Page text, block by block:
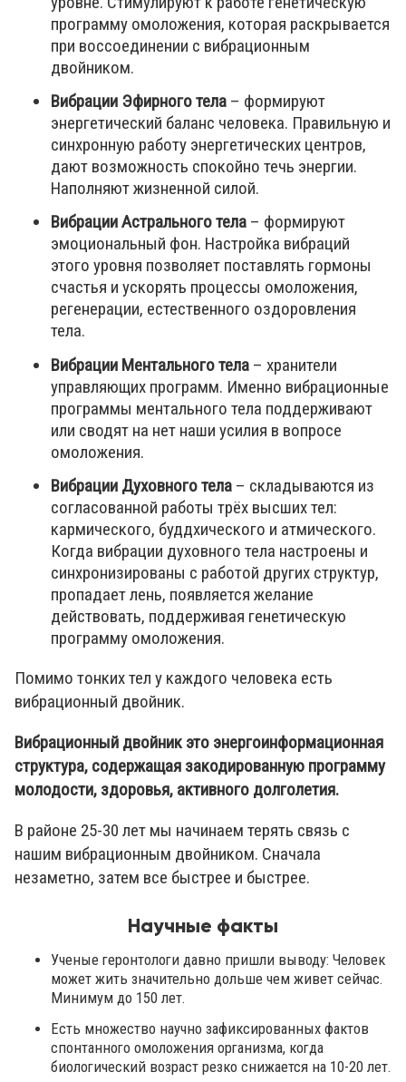
программу омоложения, которая раскрывается
при воссоединении с вибрационным
двойником.
Вибрации Эфирного тела – формируют
энергетический баланс человека. Правильную и
синхронную работу энергетических центров,
дают возможность спокойно течь энергии.
Наполняют жизненной силой.
Вибрации Астрального тела – формируют
эмоциональный фон. Настройка вибраций
этого уровня позволяет поставлять гормоны
счастья и ускорять процессы омоложения,
регенерации, естественного оздоровления
тела.
Вибрации Ментального тела – хранители
управляющих программ. Именно вибрационные
программы ментального тела поддерживают
или сводят на нет наши усилия в вопросе
омоложения.
Вибрации Духовного тела – складываются из
согласованной работы трёх высших тел:
кармического, буддхического и атмического.
Когда вибрации духовного тела настроены и
синхронизированы с работой других структур,
пропадает лень, появляется желание
действовать, поддерживая генетическую
программу омоложения.
Помимо тонких тел у каждого человека есть
вибрационный двойник.
Вибрационный двойник это энергоинформационная
структура, содержащая закодированную программу
молодости, здоровья, активного долголетия.
В районе 25-30 лет мы начинаем терять связь с
нашим вибрационным двойником. Сначала
незаметно, затем все быстрее и быстрее.
Научные факты
Ученые геронтологи давно пришли выводу: Человек
может жить значительно дольше чем живет сейчас.
Минимум до 150 лет.
Есть множество научно зафиксированных фактов
спонтанного омоложения организма, когда
биологический возраст резко снижается на 10-20 лет.